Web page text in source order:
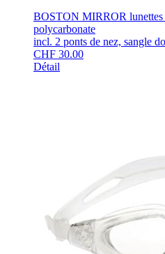
BOSTON MIRROR lunettes
polycarbonate
incl. 2 ponts de nez, sangle
CHF 30.00
Détail